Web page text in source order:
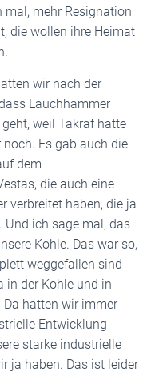
mal, mehr Resignation
die wollen ihre Heimat
wir nach der
Lauchhammer
weil Takraf hatte
Es gab auch die
dem
die auch eine
verbreitet haben, die ja
ich sage mal, das
Kohle. Das war so,
weggefallen sind
in der Kohle und in
Da hatten wir immer
Entwicklung
starke industrielle
ja haben. Das ist leider